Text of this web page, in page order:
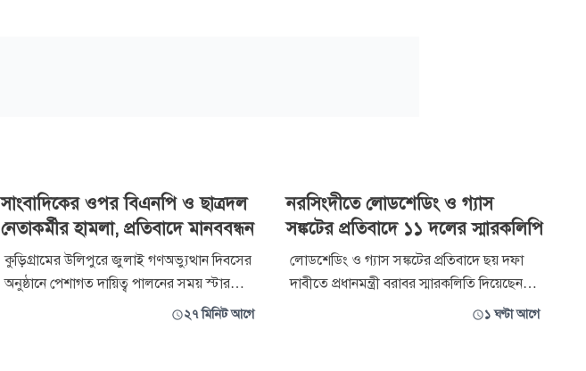
সাংবাদিকের ওপর বিএনপি ও ছাত্রদল
নেতাকর্মীর হামলা, প্রতিবাদে মানববন্ধন
কুড়িগ্রামের উলিপুরে জুলাই গণঅভ্যুত্থান দিবসের
অনুষ্ঠানে পেশাগত দায়িত্ব পালনের সময় স্টার
নিউজের জেলা প্রতিনিধি মুহাম্মদ যুবাইয়ের ওপর
২৭ মিনিট আগে
নরসিংদীতে লোডশেডিং ও গ্যাস
সঙ্কটের প্রতিবাদে ১১ দলের স্মারকলিপি
লোডশেডিং ও গ্যাস সঙ্কটের প্রতিবাদে ছয় দফা
দাবীতে প্রধানমন্ত্রী বরাবর স্মারকলিতি দিয়েছেন
১ ঘণ্টা আগে